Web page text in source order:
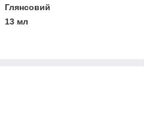
Глянсовий
13 мл